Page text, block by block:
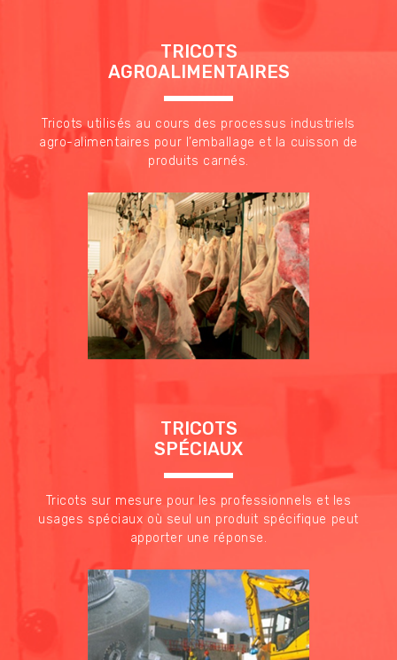
TRICOTS
AGROALIMENTAIRES
Tricots utilisés au cours des processus industriels
agro-alimentaires pour l’emballage et la cuisson de
produits carnés.
TRICOTS
SPÉCIAUX
Tricots sur mesure pour les professionnels et les
usages spéciaux où seul un produit spécifique peut
apporter une réponse.